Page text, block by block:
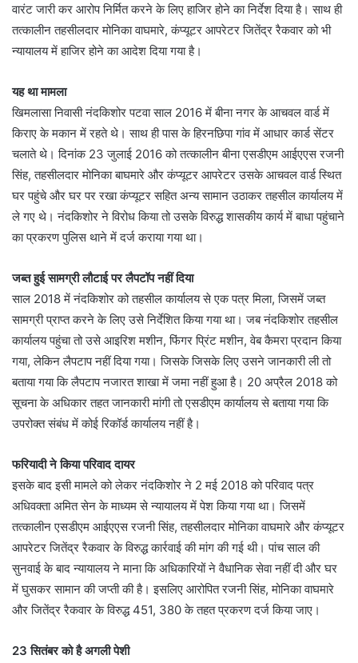
वारंट जारी कर आरोप निर्मित करने के लिए हाजिर होने का निर्देश दिया है। साथ ही
तत्कालीन तहसीलदार मोनिका वाघमारे, कंप्यूटर आपरेटर जितेंद्र रैकवार को भी
न्यायालय में हाजिर होने का आदेश दिया गया है।
यह था मामला
खिमलासा निवासी नंदकिशोर पटवा साल 2016 में बीना नगर के आचवल वार्ड में
किराए के मकान में रहते थे। साथ ही पास के हिरनछिपा गांव में आधार कार्ड सेंटर
चलाते थे। दिनांक 23 जुलाई 2016 को तत्कालीन बीना एसडीएम आईएएस रजनी
सिंह, तहसीलदार मोनिका बाघमारे और कंप्यूटर आपरेटर उसके आचवल वार्ड स्थित
घर पहुंचे और घर पर रखा कंप्यूटर सहित अन्य सामान उठाकर तहसील कार्यालय में
ले गए थे। नंदकिशोर ने विरोध किया तो उसके विरुद्ध शासकीय कार्य में बाधा पहुंचाने
का प्रकरण पुलिस थाने में दर्ज कराया गया था।
जब्त हुई सामग्री लौटाई पर लैपटॉप नहीं दिया
साल 2018 में नंदकिशोर को तहसील कार्यालय से एक पत्र मिला, जिसमें जब्त
सामग्री प्राप्त करने के लिए उसे निर्देशित किया गया था। जब नंदकिशोर तहसील
कार्यालय पहुंचा तो उसे आइरिश मशीन, फिंगर प्रिंट मशीन, वेब कैमरा प्रदान किया
गया, लेकिन लैपटाप नहीं दिया गया। जिसके जिसके लिए उसने जानकारी ली तो
बताया गया कि लैपटाप नजारत शाखा में जमा नहीं हुआ है। 20 अप्रैल 2018 को
सूचना के अधिकार तहत जानकारी मांगी तो एसडीएम कार्यालय से बताया गया कि
उपरोक्त संबंध में कोई रिकॉर्ड कार्यालय नहीं है।
फरियादी ने किया परिवाद दायर
इसके बाद इसी मामले को लेकर नंदकिशोर ने 2 मई 2018 को परिवाद पत्र
अधिवक्ता अमित सेन के माध्यम से न्यायालय में पेश किया गया था। जिसमें
तत्कालीन एसडीएम आईएएस रजनी सिंह, तहसीलदार मोनिका वाघमारे और कंप्यूटर
आपरेटर जितेंद्र रैकवार के विरुद्ध कार्रवाई की मांग की गई थी। पांच साल की
सुनवाई के बाद न्यायालय ने माना कि अधिकारियों ने वैधानिक सेवा नहीं दी और घर
में घुसकर सामान की जप्ती की है। इसलिए आरोपित रजनी सिंह, मोनिका वाघमारे
और जितेंद्र रैकवार के विरुद्ध 451, 380 के तहत प्रकरण दर्ज किया जाए।
23 सितंबर को है अगली पेशी